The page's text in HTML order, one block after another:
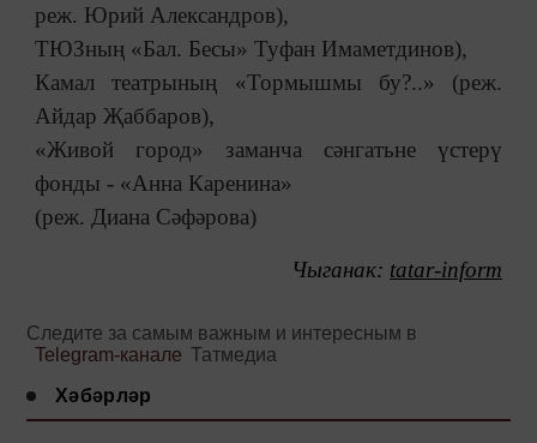
реж. Юрий Александров),
ТЮЗның «Бал. Бесы» Туфан Имаметдинов),
Камал театрының «Тормышмы бу?..» (реж.
Айдар Җаббаров),
«Живой город» заманча сәнгатьне үстерү
фонды - «Анна Каренина»
(реж. Диана Сәфәрова)
Чыганак: tatar-inform
Следите за самым важным и интересным в
Telegram-канале Татмедиа
Хәбәрләр